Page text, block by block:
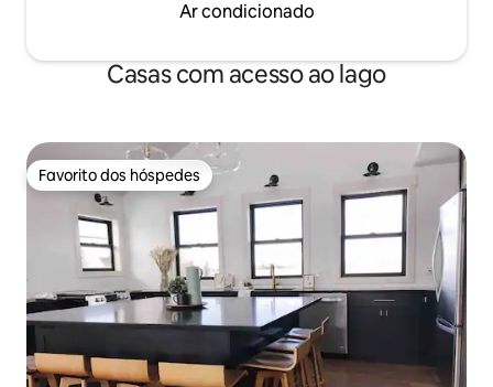
Ar condicionado
Casas com acesso ao lago
Favorito dos hóspedes
Favorito dos hóspedes